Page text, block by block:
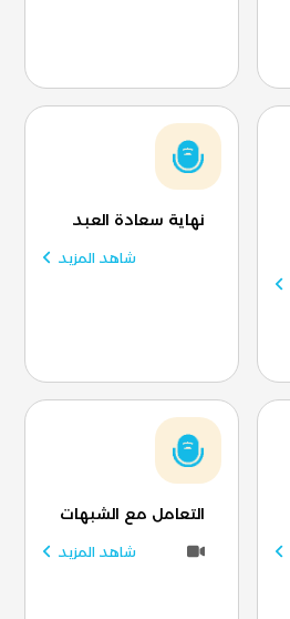
نهاية سعادة العبد
شاهد المزيد
التعامل مع الشبهات
شاهد المزيد